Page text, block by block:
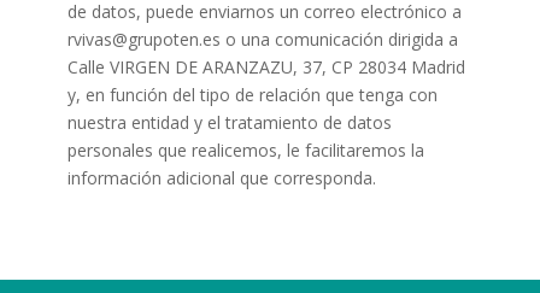
de datos, puede enviarnos un correo electrónico a
rvivas@grupoten.es o una comunicación dirigida a
Calle VIRGEN DE ARANZAZU, 37, CP 28034 Madrid
y, en función del tipo de relación que tenga con
nuestra entidad y el tratamiento de datos
personales que realicemos, le facilitaremos la
información adicional que corresponda.